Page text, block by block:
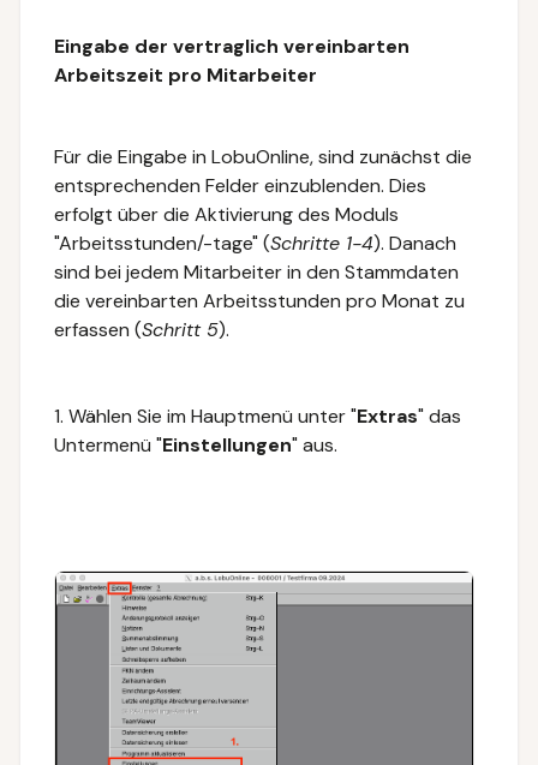
Eingabe der vertraglich vereinbarten
Arbeitszeit pro Mitarbeiter
Für die Eingabe in LobuOnline, sind zunächst die
entsprechenden Felder einzublenden. Dies
erfolgt über die Aktivierung des Moduls
"Arbeitsstunden/-tage" (Schritte 1-4). Danach
sind bei jedem Mitarbeiter in den Stammdaten
die vereinbarten Arbeitsstunden pro Monat zu
erfassen (Schritt 5).
1. Wählen Sie im Hauptmenü unter "Extras" das
Untermenü "Einstellungen" aus.